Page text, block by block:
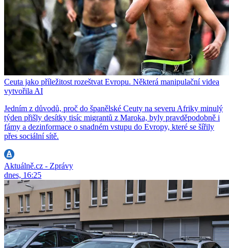
Ceuta jako příležitost rozeštvat Evropu. Některá manipulační videa
vytvořila AI
Jedním z důvodů, proč do španělské Ceuty na severu Afriky minulý
týden přišly desítky tisíc migrantů z Maroka, byly pravděpodobně i
fámy a dezinformace o snadném vstupu do Evropy, které se šířily
přes sociální sítě.
Aktuálně.cz - Zprávy
dnes, 16:25